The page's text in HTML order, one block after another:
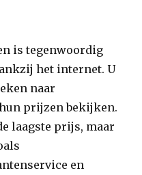
is tegenwoordig
het internet. U
naar
prijzen bekijken.
laagste prijs, maar
en